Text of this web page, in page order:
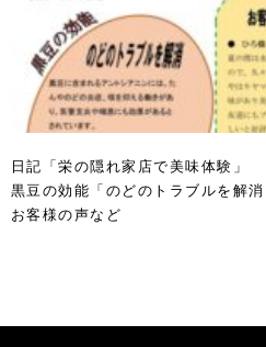
日記「栄の隠れ家店で美味体験」
黒豆の効能「のどのトラブルを解消
お客様の声など